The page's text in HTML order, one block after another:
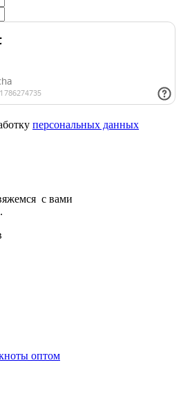
персональных данных
с вами
оптом